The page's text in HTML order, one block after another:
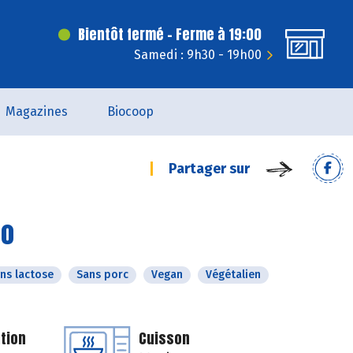
Bientôt fermé - Ferme à 19:00
Samedi : 9h30 - 19h00
Magazines Biocoop
Partager sur
lactose Sans porc Vegan
Végétalien
Cuisson